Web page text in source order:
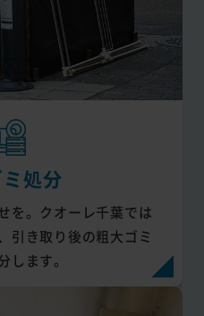
処分
を。クオーレ千葉では
引き取り後の粗大ゴミ
します。